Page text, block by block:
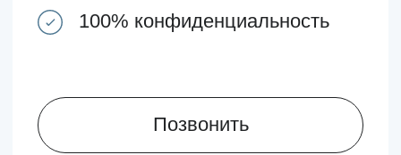
Записаться на